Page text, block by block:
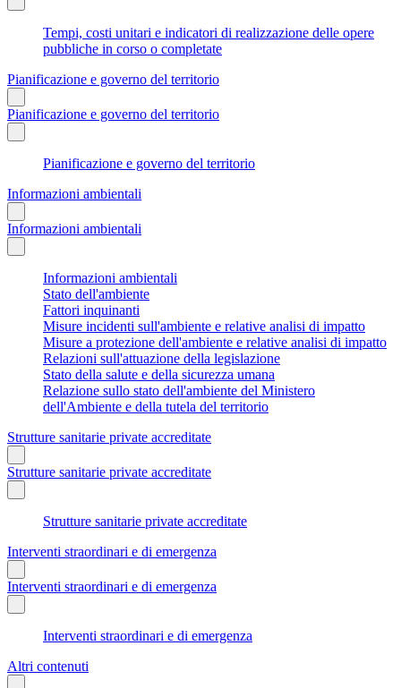
Tempi, costi unitari e indicatori di realizzazione delle opere
pubbliche in corso o completate
Pianificazione e governo del territorio
Pianificazione e governo del territorio
Pianificazione e governo del territorio
Informazioni ambientali
Informazioni ambientali
Informazioni ambientali
Stato dell'ambiente
Fattori inquinanti
Misure incidenti sull'ambiente e relative analisi di impatto
Misure a protezione dell'ambiente e relative analisi di impatto
Relazioni sull'attuazione della legislazione
Stato della salute e della sicurezza umana
Relazione sullo stato dell'ambiente del Ministero
dell'Ambiente e della tutela del territorio
Strutture sanitarie private accreditate
Strutture sanitarie private accreditate
Strutture sanitarie private accreditate
Interventi straordinari e di emergenza
Interventi straordinari e di emergenza
Interventi straordinari e di emergenza
Altri contenuti